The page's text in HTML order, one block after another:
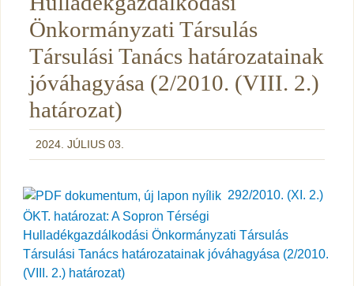
Önkormányzati Társulás
Társulási Tanács határozatainak
jóváhagyása (2/2010. (VIII. 2.)
határozat)
2024. JÚLIUS 03.
292/2010. (XI. 2.)
ÖKT. határozat: A Sopron Térségi
Hulladékgazdálkodási Önkormányzati Társulás
Társulási Tanács határozatainak jóváhagyása (2/2010.
(VIII. 2.) határozat)